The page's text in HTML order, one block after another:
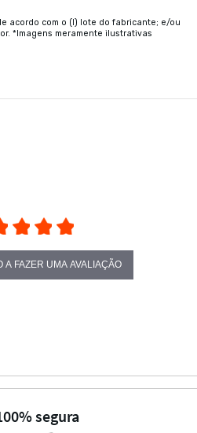
acordo com o (I) lote do fabricante; e/ou
*Imagens meramente ilustrativas
A FAZER UMA AVALIAÇÃO